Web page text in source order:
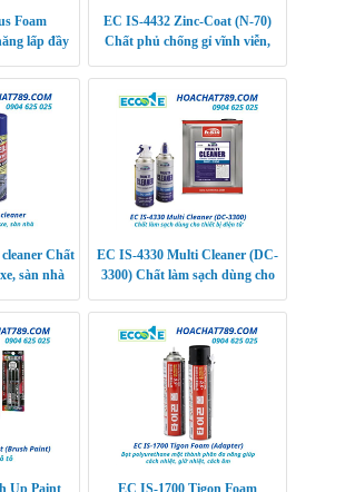
Foam
lấp đầy
EC IS-4432 Zinc-Coat (N-70)
Chất phủ chống gỉ vĩnh viễn,
Chất
sàn nhà
EC IS-4330 Multi Cleaner (DC-
3300) Chất làm sạch dùng cho
Up Paint EC IS-1700 Tigon Foam